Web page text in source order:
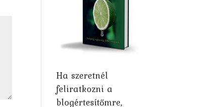
Ha szeretnél
feliratkozni a
blogértesítőmre,